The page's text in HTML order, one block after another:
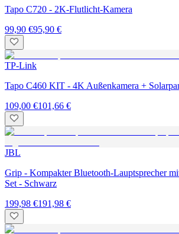
Tapo C720 - 2K-Flutlicht-Kamera
99,90 €95,90 €
TP-Link
Tapo C460 KIT - 4K Außenkamera +
109,00 €101,66 €
JBL
Grip - Kompakter Bluetooth-Lauptsprecher
Set - Schwarz
199,98 €191,98 €